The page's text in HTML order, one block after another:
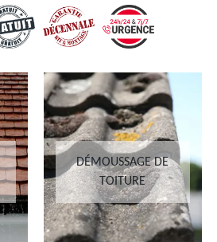
DÉMOUSSAGE DE
TOITURE